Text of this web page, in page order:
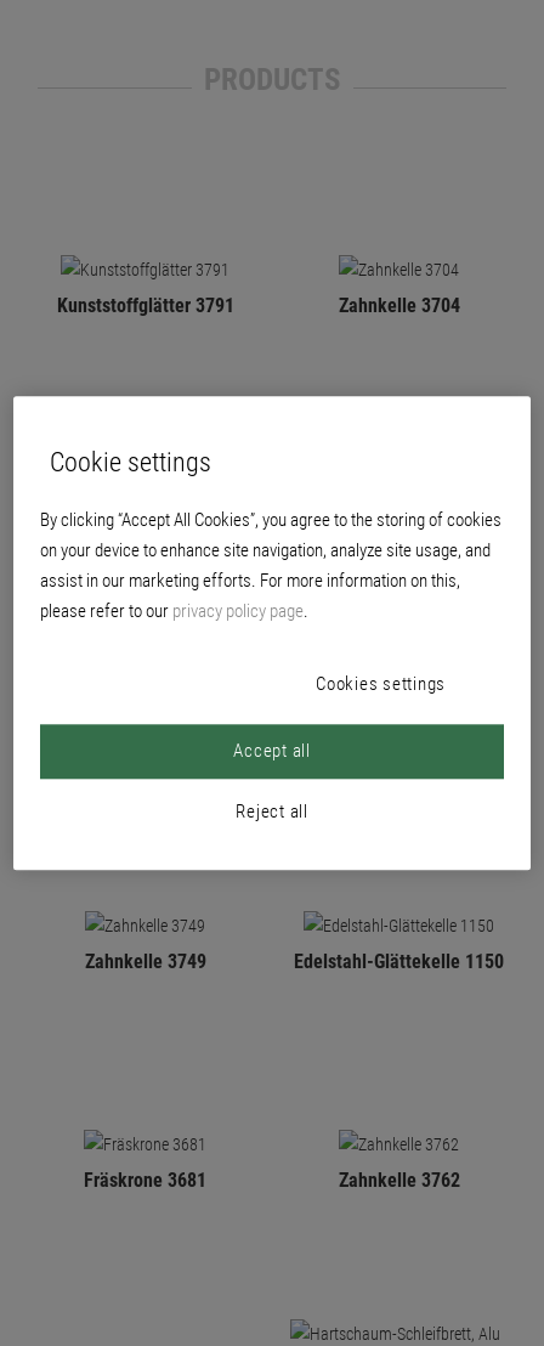
PRODUCTS
Kunststoffglätter 3791 Zahnkelle 3704
Putz-Strukturbürste 3121
Stuckateur-Reibekelle,
spitz 3784
Zahnkelle 3749 Edelstahl-Glättekelle 1150
Fräskrone 3681 Zahnkelle 3762
Cookie settings
By clicking “Accept All Cookies”, you agree to the storing of cookies
on your device to enhance site navigation, analyze site usage, and
assist in our marketing efforts. For more information on this,
please refer to our privacy policy page.
Cookies settings
Reject all
Accept all